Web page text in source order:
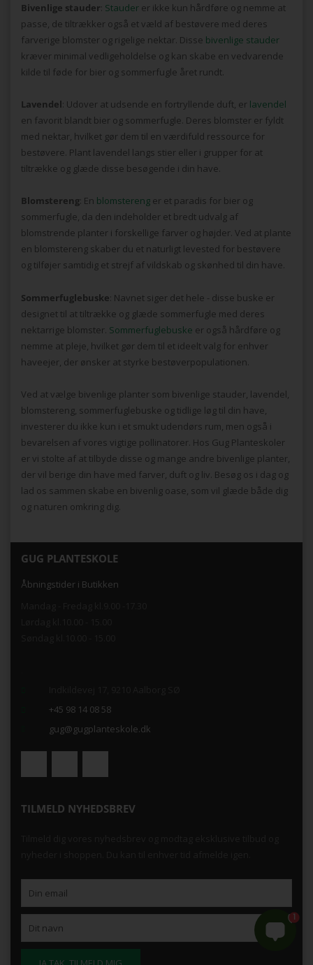
Bivenlige stauder: Stauder er ikke kun hårdføre og nemme at
passe, de tiltrækker også et væld af bestøvere med deres
farverige blomster og rigelige nektar. Disse bivenlige stauder
kræver minimal vedligeholdelse og kan skabe en vedvarende
kilde til føde for bier og sommerfugle året rundt.
Lavendel: Udover at udsende en fortryllende duft, er lavendel
en favorit blandt bier og sommerfugle. Deres blomster er fyldt
med nektar, hvilket gør dem til en værdifuld ressource for
bestøvere. Plant lavendel langs stier eller i grupper for at
tiltrække og glæde disse besøgende i din have.
Blomstereng: En blomstereng er et paradis for bier og
sommerfugle, da den indeholder et bredt udvalg af
blomstrende planter i forskellige farver og højder. Ved at plante
en blomstereng skaber du et naturligt levested for bestøvere
og tilføjer samtidig et strejf af vildskab og skønhed til din have.
Sommerfuglebuske: Navnet siger det hele - disse buske er
designet til at tiltrække og glæde sommerfugle med deres
nektarrige blomster. Sommerfuglebuske er også hårdføre og
nemme at pleje, hvilket gør dem til et ideelt valg for enhver
haveejer, der ønsker at styrke bestøverpopulationen.
Ved at vælge bivenlige planter som bivenlige stauder, lavendel,
blomstereng, sommerfuglebuske og tidlige løg til din have,
investerer du ikke kun i et smukt udendørs rum, men også i
bevarelsen af vores vigtige pollinatorer. Hos Gug Planteskoler
er vi stolte af at tilbyde disse og mange andre bivenlige planter,
der vil berige din have med farver, duft og liv. Besøg os i dag og
lad os sammen skabe en bivenlig oase, som vil glæde både dig
og naturen omkring dig.
GUG PLANTESKOLE
Åbningstider i Butikken
+45 98 14 08 58
gug@gugplanteskole.dk
TILMELD NYHEDSBREV
1